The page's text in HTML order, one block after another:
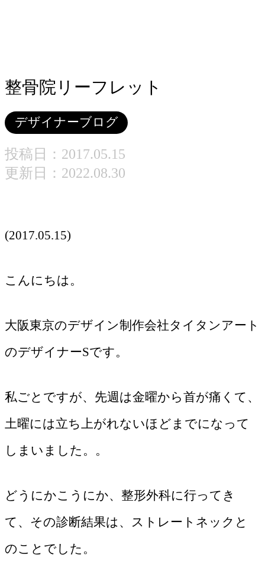
整骨院リーフレット
デザイナーブログ
投稿日： 2017.05.15
更新日：2022.08.30
(2017.05.15)
こんにちは。
大阪東京のデザイン制作会社タイタンアート
のデザイナーSです。
私ごとですが、先週は金曜から首が痛くて、
土曜には立ち上がれないほどまでになって
しまいました。。
どうにかこうにか、整形外科に行ってき
て、その診断結果は、ストレートネックと
のことでした。